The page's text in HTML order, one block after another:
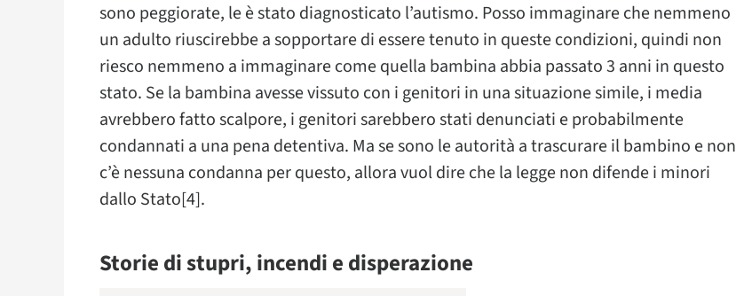
sono peggiorate, le è stato diagnosticato l’autismo. Posso immaginare che nemmeno
un adulto riuscirebbe a sopportare di essere tenuto in queste condizioni, quindi non
riesco nemmeno a immaginare come quella bambina abbia passato 3 anni in questo
stato. Se la bambina avesse vissuto con i genitori in una situazione simile, i media
avrebbero fatto scalpore, i genitori sarebbero stati denunciati e probabilmente
condannati a una pena detentiva. Ma se sono le autorità a trascurare il bambino e non
c’è nessuna condanna per questo, allora vuol dire che la legge non difende i minori
dallo Stato[4].
Storie di stupri, incendi e disperazione